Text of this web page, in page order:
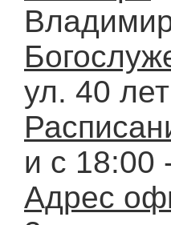
ул. 40
и с 18:00
Адрес